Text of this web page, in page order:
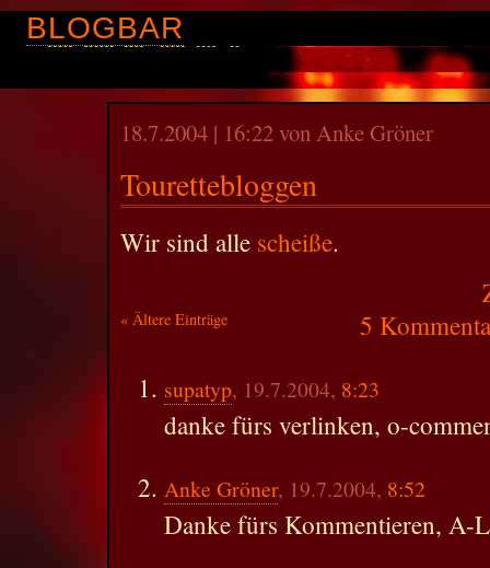
BLOGBAR
18.7.2004 | 16:22 von Anke Gröner
Tourettebloggen
Wir sind alle scheiße.
« Ältere Einträge 5
supatyp, 19.7.2004, 8:23
danke fürs verlinken, o-
Anke Gröner, 19.7.2004, 8:52
Danke fürs Kommentieren, A-